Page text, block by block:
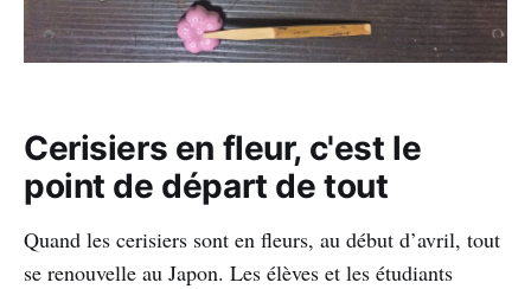
Cerisiers en fleur, c'est le
point de départ de tout
Quand les cerisiers sont en fleurs, au début d’avril, tout
se renouvelle au Japon. Les élèves et les étudiants